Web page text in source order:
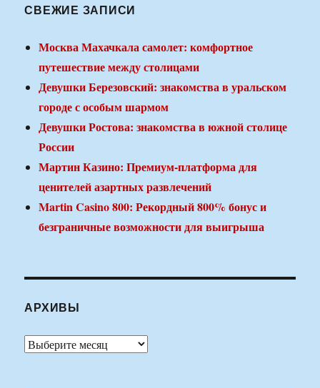
СВЕЖИЕ ЗАПИСИ
Москва Махачкала самолет: комфортное
путешествие между столицами
Девушки Березовский: знакомства в уральском
городе с особым шармом
Девушки Ростова: знакомства в южной столице
России
Мартин Казино: Премиум-платформа для
ценителей азартных развлечений
Martin Casino 800: Рекордный 800% бонус и
безграничные возможности для выигрыша
АРХИВЫ
Архивы